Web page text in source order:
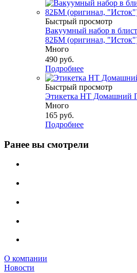
Быстрый просмотр
Вакуумный набор в
82БМ (оригинал,
Много
490 руб.
Подробнее
Быстрый просмотр
Этикетка НТ Домашний
Много
165 руб.
Подробнее
Ранее вы смотрели
О компании
Новости